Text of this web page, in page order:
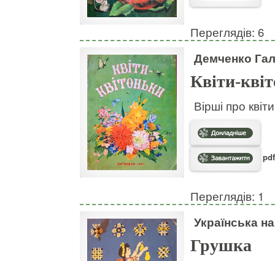
Переглядів: 6
Демченко
Квіти-
Вірші про
Переглядів: 1
Українська
Грушка